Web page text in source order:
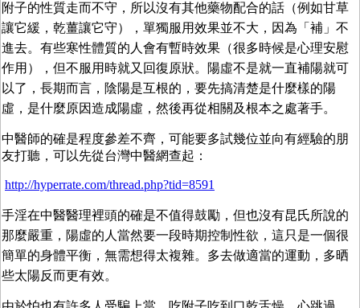
附子的性質走而不守，所以沒有其他藥物配合的話（例如甘草
讓它緩，乾薑讓它守），單獨服用效果並不大，因為「補」不
進去。有些寒性體質的人會有暫時效果（很多時候是心理安慰
作用），但不服用時就又回復原狀。陽虛不是就一直補陽就可
以了，長期而言，陰陽是互根的，要先搞清楚是什麼樣的陽
虛，是什麼原因造成陽虛，然後再從相關及根本之處著手。
中醫師的確是程度參差不齊，可能要多試幾位並向有經驗的朋
友打聽，可以先從台灣中醫網查起：
http://hyperrate.com/thread.php?tid=8591
手淫在中醫醫理裡頭的確是不值得鼓勵，但也沒有昆氏所說的
那麼嚴重，陽虛的人當然要一段時期控制性欲，這只是一個很
簡單的身體平衡，無需想得太複雜。多去做適當的運動，多晒
些太陽反而更有效。